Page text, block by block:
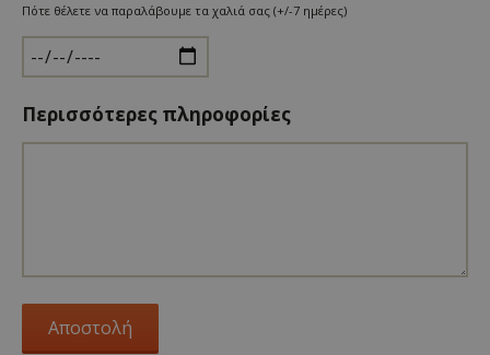
Πότε θέλετε να παραλάβουμε τα χαλιά σας (+/-7 ημέρες)
Περισσότερες πληροφορίες